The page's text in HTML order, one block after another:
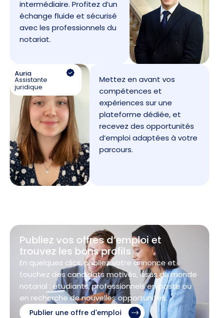
intermédiaire. Profitez d’un
échange fluide et sécurisé
avec les professionnels du
notariat.
Auria
Assistante
juridique
Mettez en avant vos
compétences et
expériences sur une
plateforme dédiée, et
recevez des opportunités
d’emploi adaptées à votre
parcours.
Publiez vos offres d’emploi et
trouvez les bons profils
En quelques clics, publiez votre annonce et
touchez des candidats motivés, issus du monde
notarial : étudiants, professionnels en poste ou
en recherche de nouvelles opportunités.
Publier une offre d'emploi